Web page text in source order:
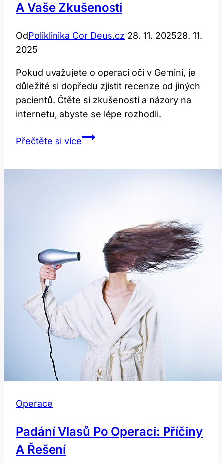
A Vaše Zkušenosti
OdPoliklinika Cor Deus.cz 28. 11. 202528. 11.
2025
Pokud uvažujete o operaci očí v Gemini, je
důležité si dopředu zjistit recenze od jiných
pacientů. Čtěte si zkušenosti a názory na
internetu, abyste se lépe rozhodli.
Přečtěte si víceRecenze:
zkušenosti
Operace
Padání Vlasů Po Operaci: Příčiny
A Řešení